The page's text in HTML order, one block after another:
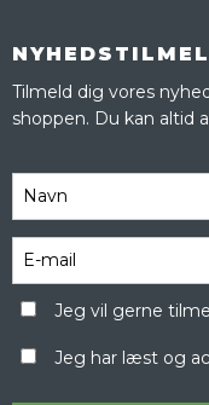
Tilmeld dig vores
shoppen. Du kan altid
Jeg vil gerne
Jeg har læst og